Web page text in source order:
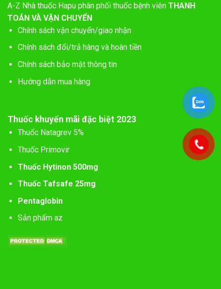
A-Z Nhà thuốc Hapu phân phối thuốc bệnh viên THANH
TOÁN VÀ VẬN CHUYỂN
Chính sách vận chuyển/giao nhận
Chính sách đổi/trả hàng và hoàn tiền
Chính sách bảo mật thông tin
Hướng dẫn mua hàng
Thuốc khuyến mãi đặc biệt 2023
Thuốc Natagrev 5%
Thuốc Primovir
Thuốc Hytinon 500mg
Thuốc Tafsafe 25mg
Pentaglobin
Sản phẩm az